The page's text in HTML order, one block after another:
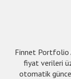
Finnet Portfolio
fiyat verileri
otomatik